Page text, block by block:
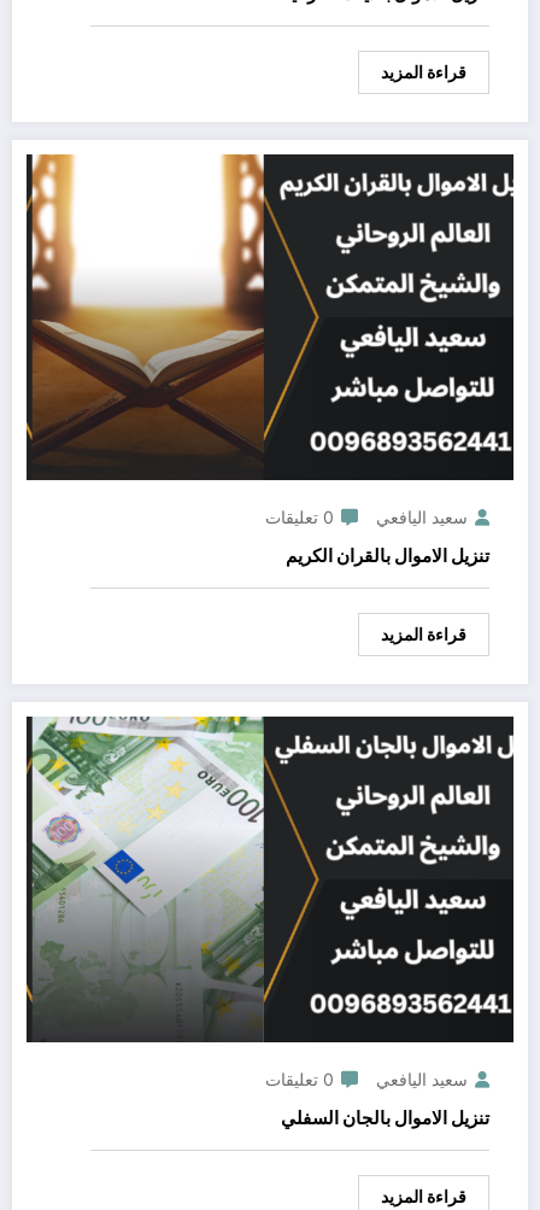
قراءة المزيد
سعيد اليافعي 0 تعليقات
تنزيل الاموال بالقران الكريم
قراءة المزيد
سعيد اليافعي 0 تعليقات
تنزيل الاموال بالجان السفلي
قراءة المزيد